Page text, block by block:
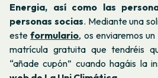
Energia, así como las
personas socias. Mediante una
esteformulario, os enviaremos
matrícula gratuita que tendréis
“añade cupón” cuando hagáis la